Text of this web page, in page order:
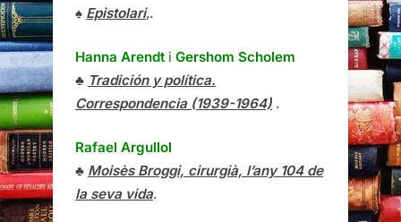
♠ Epistolari,.
Hanna Arendt i Gershom Scholem
♣ Tradición y política.
Correspondencia (1939-1964) .
Rafael Argullol
♣ Moisès Broggi, cirurgià, l’any 104 de
la seva vida.